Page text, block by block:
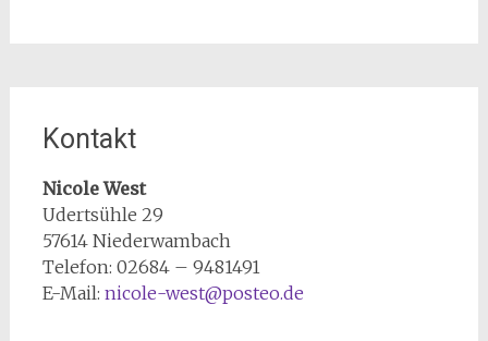
Kontakt
Nicole West
Udertsühle 29
57614 Niederwambach
Telefon: 02684 – 9481491
E-Mail: nicole-west@posteo.de